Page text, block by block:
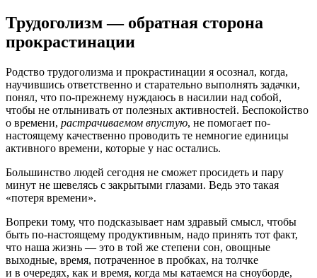
Трудоголизм — обратная сторона
прокрастинации
Родство трудоголизма и прокрастинации я осознал, когда,
научившись ответственно и старательно выполнять задачки,
понял, что по-прежнему нуждаюсь в насилии над собой,
чтобы не отлынивать от полезных активностей. Беспокойство
о времени, растрачиваемом впустую, не помогает по-
настоящему качественно проводить те немногие единицы
активного времени, которые у нас остались.
Большинство людей сегодня не сможет просидеть и пару
минут не шевелясь с закрытыми глазами. Ведь это такая
«потеря времени».
Вопреки тому, что подсказывает нам здравый смысл, чтобы
быть по-настоящему продуктивным, надо принять тот факт,
что наша жизнь — это в той же степени сон, овощные
выходные, время, потраченное в пробках, на толчке
и в очередях, как и время, когда мы катаемся на сноуборде,